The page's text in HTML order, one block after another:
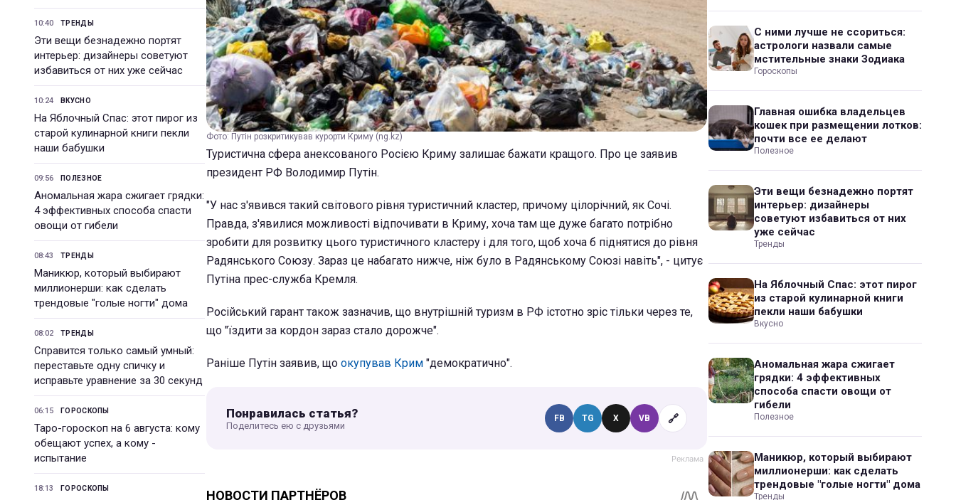
10:40 ТРЕНДЫ
Эти вещи безнадежно портят
интерьер: дизайнеры советуют
избавиться от них уже сейчас
10:24 ВКУСНО
На Яблочный Спас: этот пирог из
старой кулинарной книги пекли
наши бабушки
09:56 ПОЛЕЗНОЕ
Аномальная жара сжигает грядки:
4 эффективных способа спасти
овощи от гибели
08:43 ТРЕНДЫ
Маникюр, который выбирают
миллионерши: как сделать
трендовые "голые ногти" дома
08:02 ТРЕНДЫ
Справится только самый умный:
переставьте одну спичку и
исправьте уравнение за 30 секунд
06:15 ГОРОСКОПЫ
Таро-гороскоп на 6 августа: кому
обещают успех, а кому -
испытание
18:13 ГОРОСКОПЫ
Фото: Путін розкритикував курорти Криму (ng.kz)
Туристична сфера анексованого Росією Криму залишає бажати кращого. Про це заявив
президент РФ Володимир Путін.
"У нас з'явився такий світового рівня туристичний кластер, причому цілорічний, як Сочі.
Правда, з'явилися можливості відпочивати в Криму, хоча там ще дуже багато потрібно
зробити для розвитку цього туристичного кластеру і для того, щоб хоча б піднятися до рівня
Радянського Союзу. Зараз це набагато нижче, ніж було в Радянському Союзі навіть", - цитує
Путіна прес-служба Кремля.
Російський гарант також зазначив, що внутрішній туризм в РФ істотно зріс тільки через те,
що "їздити за кордон зараз стало дорожче".
Раніше Путін заявив, що окупував Крим "демократично".
Понравилась статья?
Поделитесь ею с друзьями
FB TG X VB 🔗
С ними лучше не ссориться:
астрологи назвали самые
мстительные знаки Зодиака
Гороскопы
Главная ошибка владельцев
кошек при размещении лотков:
почти все ее делают
Полезное
Эти вещи безнадежно портят
интерьер: дизайнеры
советуют избавиться от них
уже сейчас
Тренды
На Яблочный Спас: этот пирог
из старой кулинарной книги
пекли наши бабушки
Вкусно
Аномальная жара сжигает
грядки: 4 эффективных
способа спасти овощи от
гибели
Полезное
Маникюр, который выбирают
миллионерши: как сделать
трендовые "голые ногти" дома
Тренды